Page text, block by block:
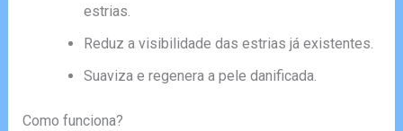
estrias.
Reduz a visibilidade das estrias já existentes.
Suaviza e regenera a pele danificada.
Como funciona?